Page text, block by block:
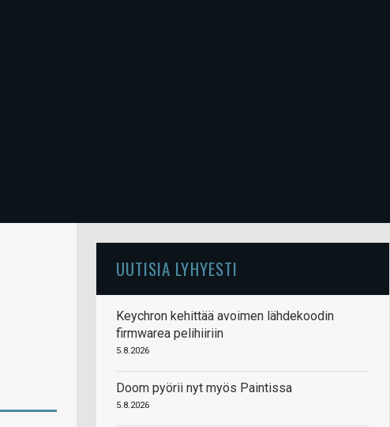
UUTISIA LYHYESTI
Keychron kehittää avoimen lähdekoodin
firmwarea pelihiiriin
5.8.2026
Doom pyörii nyt myös Paintissa
5.8.2026